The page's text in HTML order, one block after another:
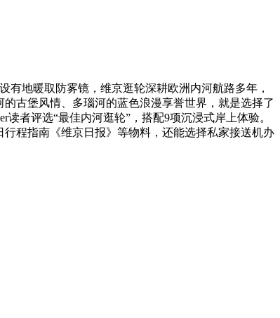
有地暖取防雾镜，维京逛轮深耕欧洲内河航路多年，
古堡风情、多瑙河的蓝色浪漫享誉世界，就是选择了
读者评选“最佳内河逛轮”，搭配9项沉浸式岸上体验。
程指南《维京日报》等物料，还能选择私家接送机办